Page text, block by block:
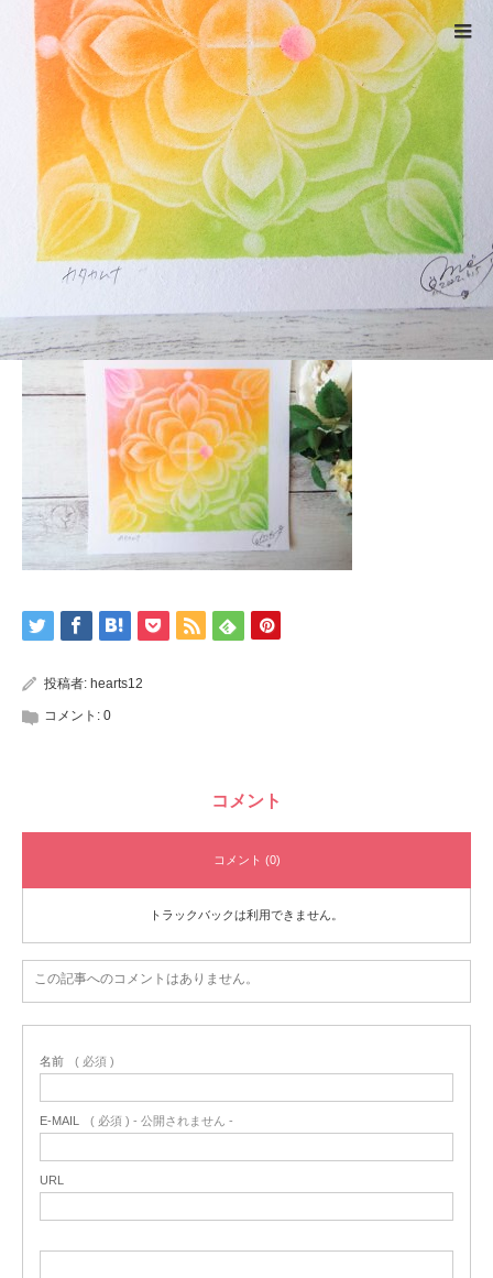
ホーム DSCF5019
Warning
: ltrim() expects parameter 1 to be string, object given
/home/xs524725/reiki-kumamoto.com/public_html/wp-
includes/formatting.phpon line 4343
DSCF5019
2022.06.6
投稿者: hearts12
コメント: 0
コメント
コメント (0)
トラックバックは利用できません。
この記事へのコメントはありません。
名前 ( 必須 )
E-MAIL ( 必須 ) - 公開されません -
URL